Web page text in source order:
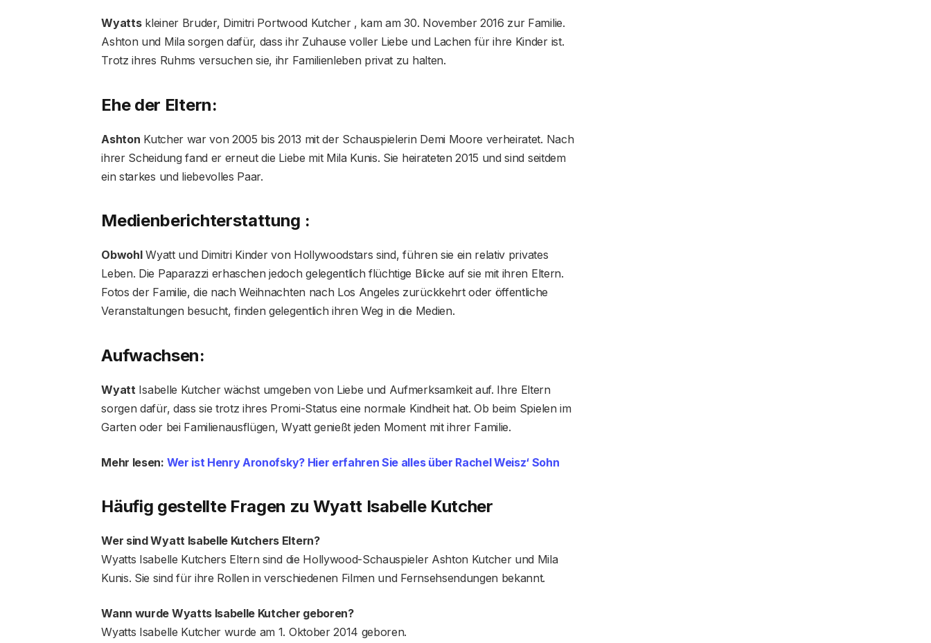
Wyattskleiner Bruder, Dimitri Portwood Kutcher , kam am 30. November 2016 zur Familie.
Ashton und Mila sorgen dafür, dass ihr Zuhause voller Liebe und Lachen für ihre Kinder ist.
Trotz ihres Ruhms versuchen sie, ihr Familienleben privat zu halten.
Ehe der Eltern:
Ashton Kutcher war von 2005 bis 2013 mit der Schauspielerin Demi Moore verheiratet. Nach
ihrer Scheidung fand er erneut die Liebe mit Mila Kunis. Sie heirateten 2015 und sind seitdem
ein starkes und liebevolles Paar.
Medienberichterstattung :
ObwohlWyatt und Dimitri Kinder von Hollywoodstars sind, führen sie ein relativ privates
Leben. Die Paparazzi erhaschen jedoch gelegentlich flüchtige Blicke auf sie mit ihren Eltern.
Fotos der Familie, die nach Weihnachten nach Los Angeles zurückkehrt oder öffentliche
Veranstaltungen besucht, finden gelegentlich ihren Weg in die Medien.
Aufwachsen:
Wyatt Isabelle Kutcher wächst umgeben von Liebe und Aufmerksamkeit auf. Ihre Eltern
sorgen dafür, dass sie trotz ihres Promi-Status eine normale Kindheit hat. Ob beim Spielen im
Garten oder bei Familienausflügen, Wyatt genießt jeden Moment mit ihrer Familie.
Mehr lesen: Wer ist Henry Aronofsky? Hier erfahren Sie alles über Rachel Weisz‘ Sohn
Häufig gestellte Fragen zu Wyatt Isabelle Kutcher
Wer sind Wyatt Isabelle Kutchers Eltern?
Wyatts Isabelle Kutchers Eltern sind die Hollywood-Schauspieler Ashton Kutcher und Mila
Kunis. Sie sind für ihre Rollen in verschiedenen Filmen und Fernsehsendungen bekannt.
Wann wurde Wyatts Isabelle Kutcher geboren?
Wyatts Isabelle Kutcher wurde am 1. Oktober 2014 geboren.